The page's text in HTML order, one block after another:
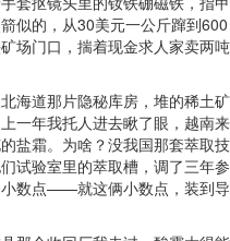
似的，从30美元一公斤蹿到600
场门口，揣着现金求人家卖两吨
道那片隐秘库房，堆的稀土矿
一年我托人进去瞅了眼，越南来
盐霜。为啥？没我国那套萃取技
试验室里的萃取槽，调了三年参
数点——就这俩小数点，装到导